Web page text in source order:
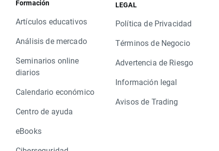
Formación
Artículos educativos
Análisis de mercado
Seminarios online
diarios
Calendario económico
Centro de ayuda
eBooks
LEGAL
Política de Privacidad
Términos de Negocio
Advertencia de Riesgo
Información legal
Avisos de Trading